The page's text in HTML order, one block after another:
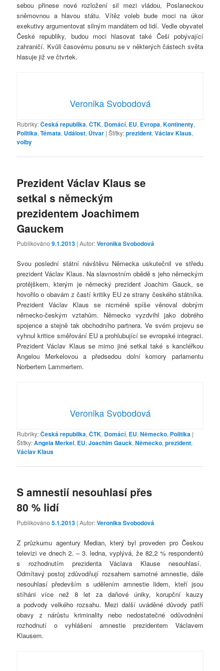
sebou přinese nové rozložení sil mezi vládou, Poslaneckou
sněmovnou a hlavou státu. Vítěz voleb bude moci na úkor
exekutivy argumentovat silným mandátem od lidí. Vedle obyvatel
České republiky, budou moci hlasovat také Češi pobývající
zahraničí. Kvůli časovému posunu se v některých částech světa
hlasuje již ve čtvrtek.
Veronika Svobodová
Rubriky:Česká republika,ČTK, Domácí, EU, Evropa,Kontinenty,
Politika,Témata, Událost, Útvar |Štítky:prezident,Václav Klaus,
volby
Prezident Václav Klaus se
setkal s německým
prezidentem Joachimem
Gauckem
Publikováno9.1.2013 | Autor:Veronika Svobodová
Svou poslední státní návštěvu Německa uskutečnil ve středu
prezident Václav Klaus. Na slavnostním obědě s jeho německým
protějškem, kterým je německý prezident Joachim Gauck, se
hovořilo o obavám z častí kritiky EU ze strany českého státníka.
Prezident Václav Klaus se nicméně spíše věnoval dobrým
německo-českým vztahům. Německo vyzdvihl jako dobrého
spojence a stejně tak obchodního partnera. Ve svém projevu se
vyhnul kritice směřování EU a prohlubující se evropské integraci.
Prezident Václav Klaus se mimo jiné setkal také s kancléřkou
Angelou Merkelovou a předsedou dolní komory parlamentu
Norbertem Lammertem.
Veronika Svobodová
Rubriky:Česká republika,ČTK, Domácí, EU,Německo, Politika |
Štítky:Angela Merkel, EU,Joachim Gauck,Německo,prezident,
Václav Klaus
S amnestií nesouhlasí přes
80 % lidí
Publikováno5.1.2013 | Autor:Veronika Svobodová
Z průzkumu agentury Median, který byl proveden pro Českou
televizi ve dnech 2. – 3. ledna, vyplývá, že 82,2 % respondentů
s rozhodnutím prezidenta Václava Klause nesouhlasí.
Odmítavý postoj zdůvodňují rozsahem samotné amnestie, dále
nesouhlasí především s udělením amnestie lidem, kteří jsou
stíháni více než 8 let za daňové úniky, korupční kauzy
a podvody velkého rozsahu. Mezi další uváděné důvody patří
obavy z nárůstu kriminality nebo nedostatečné odůvodnění
rozhodnutí o vyhlášení amnestie prezidentem Václavem
Klausem.